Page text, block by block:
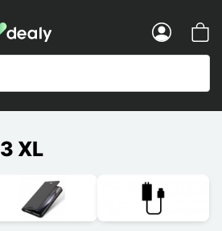
- Fundas y accesorios para
XL